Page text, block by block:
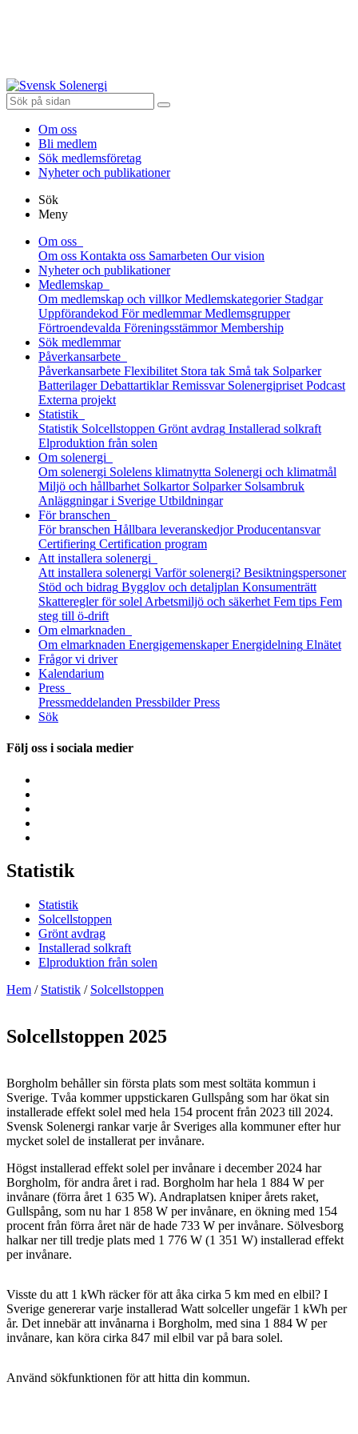
Om oss
Bli medlem
Sök medlemsföretag
Nyheter och publikationer
Sök
Meny
Om oss
Om oss Kontakta oss Samarbeten Our vision
Nyheter och publikationer
Medlemskap
Om medlemskap och villkor Medlemskategorier Stadgar
Uppförandekod För medlemmar Medlemsgrupper
Förtroendevalda Föreningsstämmor Membership
Sök medlemmar
Påverkansarbete
Påverkansarbete Flexibilitet Stora tak Små tak Solparker
Batterilager Debattartiklar Remissvar Solenergipriset Podcast
Externa projekt
Statistik
Statistik Solcellstoppen Grönt avdrag Installerad solkraft
Elproduktion från solen
Om solenergi
Om solenergi Solelens klimatnytta Solenergi och klimatmål
Miljö och hållbarhet Solkartor Solparker Solsambruk
Anläggningar i Sverige Utbildningar
För branschen
För branschen Hållbara leveranskedjor Producentansvar
Certifiering Certification program
Att installera solenergi
Att installera solenergi Varför solenergi? Besiktningspersoner
Stöd och bidrag Bygglov och detaljplan Konsumenträtt
Skatteregler för solel Arbetsmiljö och säkerhet Fem tips Fem
steg till ö-drift
Om elmarknaden
Om elmarknaden Energigemenskaper Energidelning Elnätet
Frågor vi driver
Kalendarium
Press
Pressmeddelanden Pressbilder Press
Sök
Följ oss i sociala medier
Statistik
Statistik
Solcellstoppen
Grönt avdrag
Installerad solkraft
Elproduktion från solen
Hem / Statistik / Solcellstoppen
Solcells­toppen 2025
Borgholm behåller sin första plats som mest soltäta kommun i
Sverige. Tvåa kommer uppstickaren Gullspång som har ökat sin
installerade effekt solel med hela 154 procent från 2023 till 2024.
Svensk Solenergi rankar varje år Sveriges alla kommuner efter hur
mycket solel de installerat per invånare.
Högst installerad effekt solel per invånare i december 2024 har
Borgholm, för andra året i rad. Borgholm har hela 1 884 W per
invånare (förra året 1 635 W). Andraplatsen kniper årets raket,
Gullspång, som nu har 1 858 W per invånare, en ökning med 154
procent från förra året när de hade 733 W per invånare. Sölvesborg
halkar ner till tredje plats med 1 776 W (1 351 W) installerad effekt
per invånare.
Visste du att 1 kWh räcker för att åka cirka 5 km med en elbil? I
Sverige genererar varje installerad Watt solceller ungefär 1 kWh per
år. Det innebär att invånarna i Borgholm, med sina 1 884 W per
invånare, kan köra cirka 847 mil elbil var på bara solel.
Använd sökfunktionen för att hitta din kommun.